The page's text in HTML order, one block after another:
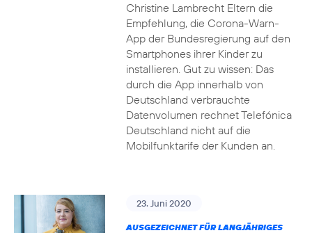
Christine Lambrecht Eltern die
Empfehlung, die Corona-Warn-
App der Bundesregierung auf den
Smartphones ihrer Kinder zu
installieren. Gut zu wissen: Das
durch die App innerhalb von
Deutschland verbrauchte
Datenvolumen rechnet Telefónica
Deutschland nicht auf die
Mobilfunktarife der Kunden an.
23. Juni 2020
AUSGEZEICHNET FÜR LANGJÄHRIGES